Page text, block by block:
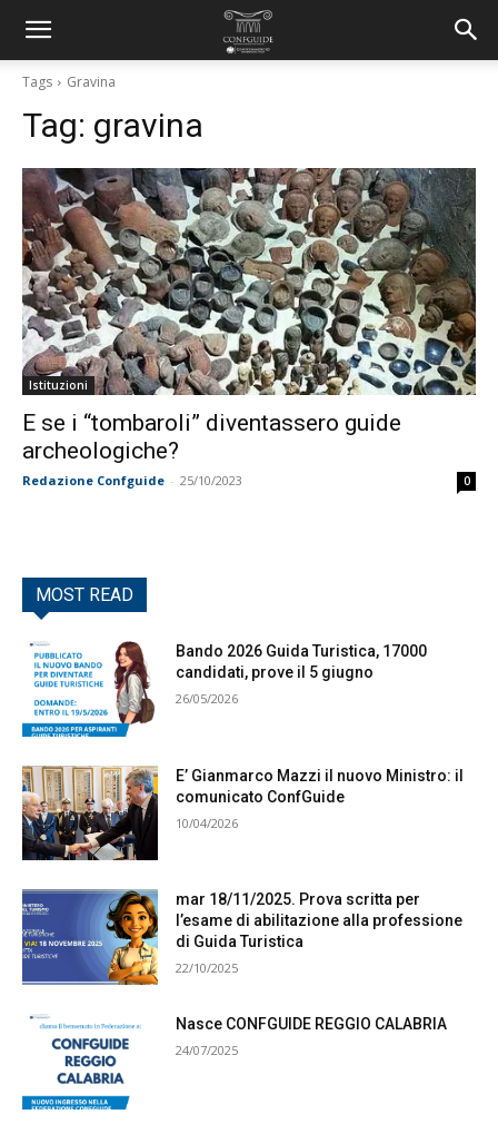
Tags Gravina
Tag: gravina
Istituzioni
E se i “tombaroli” diventassero guide
archeologiche?
Redazione Confguide - 25/10/2023 0
MOST READ
Bando 2026 Guida Turistica, 17000
candidati, prove il 5 giugno
26/05/2026
E’ Gianmarco Mazzi il nuovo Ministro: il
comunicato ConfGuide
10/04/2026
mar 18/11/2025. Prova scritta per
l’esame di abilitazione alla professione
di Guida Turistica
22/10/2025
Nasce CONFGUIDE REGGIO CALABRIA
24/07/2025